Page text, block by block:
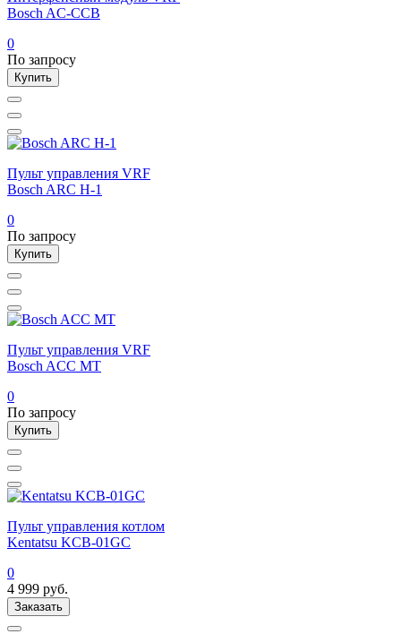
Bosch AC-CCB
0
По запросу
Купить
Пульт управления VRF
Bosch ARC H-1
0
По запросу
Купить
Пульт управления VRF
Bosch ACC MT
0
По запросу
Купить
Пульт управления котлом
Kentatsu KCB-01GC
0
4 999 руб.
Заказать